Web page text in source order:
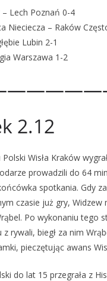
Lech Poznań 0-4
Nieciecza – Raków
Lubin 2-1
Warszawa 1-2
2.12
Wisła Kraków
prowadzili do 64
spotkania. Gdy
czasie już gry,
Po wykonaniu tego
rywali, biegł za nim
pieczętując awans
do lat 15 przegrała z